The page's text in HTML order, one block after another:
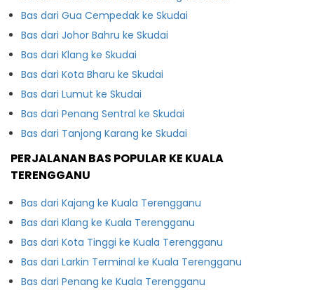
Bas dari Gua Cempedak ke Skudai
Bas dari Johor Bahru ke Skudai
Bas dari Klang ke Skudai
Bas dari Kota Bharu ke Skudai
Bas dari Lumut ke Skudai
Bas dari Penang Sentral ke Skudai
Bas dari Tanjong Karang ke Skudai
PERJALANAN BAS POPULAR KE KUALA
TERENGGANU
Bas dari Kajang ke Kuala Terengganu
Bas dari Klang ke Kuala Terengganu
Bas dari Kota Tinggi ke Kuala Terengganu
Bas dari Larkin Terminal ke Kuala Terengganu
Bas dari Penang ke Kuala Terengganu